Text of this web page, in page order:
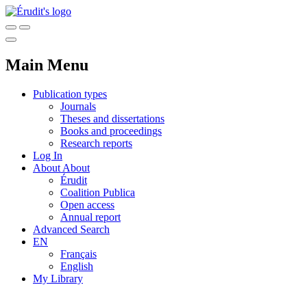
Main Menu
Publication types
Journals
Theses and dissertations
Books and proceedings
Research reports
Log In
About About
Érudit
Coalition Publica
Open access
Annual report
Advanced Search
EN
Français
English
My Library